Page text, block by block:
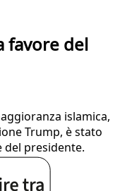
favore del
islamica,
Trump, è stato
presidente.